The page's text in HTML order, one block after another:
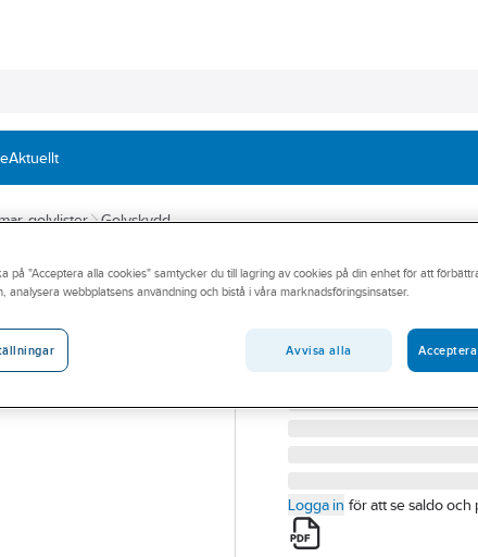
Aktuellt
golvlister Golvskydd
Rörskydd
RÖRSKYDD FÖR RÖR
192386
Lev. artikelnr:
0.5515-030
Logga in för att se saldo och
på "Acceptera alla cookies" samtycker du till lagring av cookies på din enhet för att
analysera webbplatsens användning och bistå i våra marknadsföringsinsatser.
Avvisa alla